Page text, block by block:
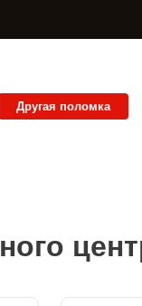
Другая поломка